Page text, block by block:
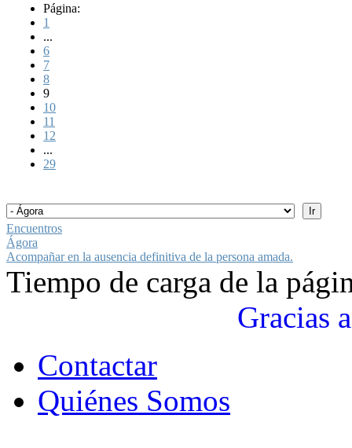
Página:
1
...
6
7
8
9
10
11
12
...
29
Encuentros
Ágora
Acompañar en la ausencia definitiva de la persona amada.
Tiempo de carga de la
Gracias a
Contactar
Quiénes Somos